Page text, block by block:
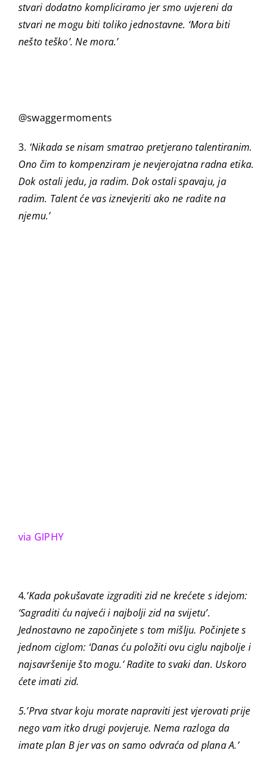
stvari dodatno kompliciramo jer smo uvjereni da
stvari ne mogu biti toliko jednostavne. ‘Mora biti
nešto teško’. Ne mora.’
@swaggermoments
3. ‘Nikada se nisam smatrao pretjerano talentiranim.
Ono čim to kompenziram je nevjerojatna radna etika.
Dok ostali jedu, ja radim. Dok ostali spavaju, ja
radim. Talent će vas iznevjeriti ako ne radite na
njemu.’
via GIPHY
4.’Kada pokušavate izgraditi zid ne krećete s idejom:
‘Sagraditi ću najveći i najbolji zid na svijetu’.
Jednostavno ne započinjete s tom mišlju. Počinjete s
jednom ciglom: ‘Danas ću položiti ovu ciglu najbolje i
najsavršenije što mogu.’ Radite to svaki dan. Uskoro
ćete imati zid.
5.’Prva stvar koju morate napraviti jest vjerovati prije
nego vam itko drugi povjeruje. Nema razloga da
imate plan B jer vas on samo odvraća od plana A.’